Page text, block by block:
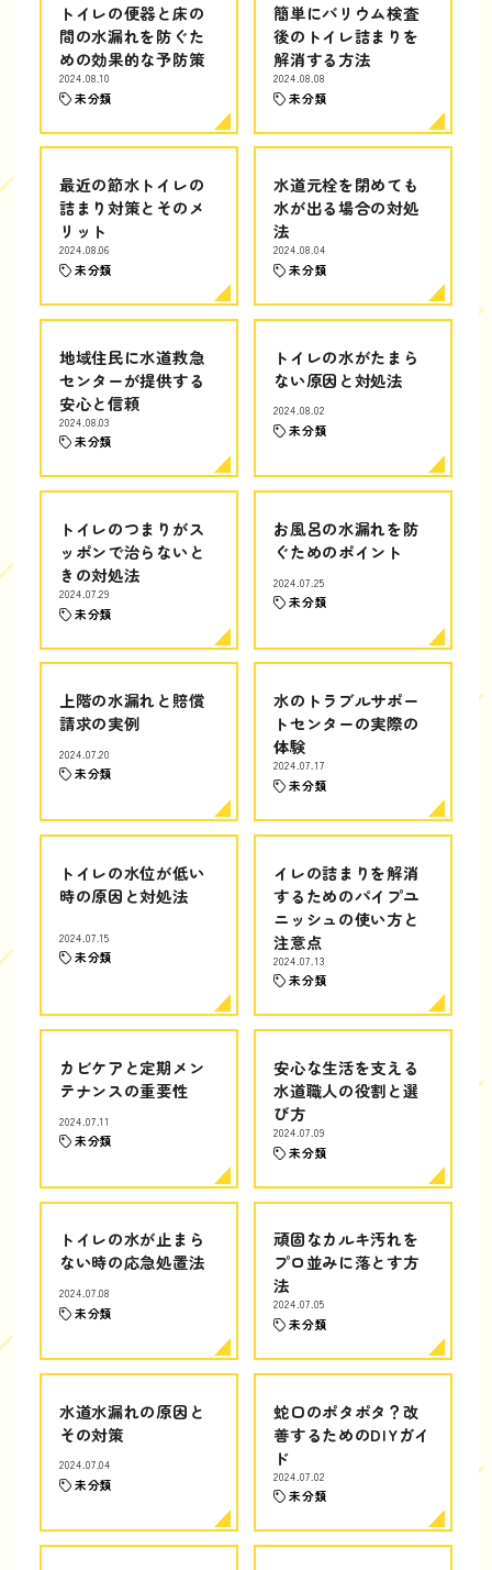
トイレの便器と床の
間の水漏れを防ぐた
めの効果的な予防策
2024.08.10
未分類
簡単にバリウム検査
後のトイレ詰まりを
解消する方法
2024.08.08
未分類
最近の節水トイレの
詰まり対策とそのメ
リット
2024.08.06
未分類
水道元栓を閉めても
水が出る場合の対処
法
2024.08.04
未分類
地域住民に水道救急
センターが提供する
安心と信頼
2024.08.03
未分類
トイレの水がたまら
ない原因と対処法
2024.08.02
未分類
トイレのつまりがス
ッポンで治らないと
きの対処法
2024.07.29
未分類
お風呂の水漏れを防
ぐためのポイント
2024.07.25
未分類
上階の水漏れと賠償
請求の実例
2024.07.20
未分類
水のトラブルサポー
トセンターの実際の
体験
2024.07.17
未分類
トイレの水位が低い
時の原因と対処法
2024.07.15
未分類
イレの詰まりを解消
するためのパイプユ
ニッシュの使い方と
注意点
2024.07.13
未分類
カビケアと定期メン
テナンスの重要性
2024.07.11
未分類
安心な生活を支える
水道職人の役割と選
び方
2024.07.09
未分類
トイレの水が止まら
ない時の応急処置法
2024.07.08
未分類
頑固なカルキ汚れを
プロ並みに落とす方
法
2024.07.05
未分類
水道水漏れの原因と
その対策
2024.07.04
未分類
蛇口のポタポタ？改
善するためのDIYガイ
ド
2024.07.02
未分類